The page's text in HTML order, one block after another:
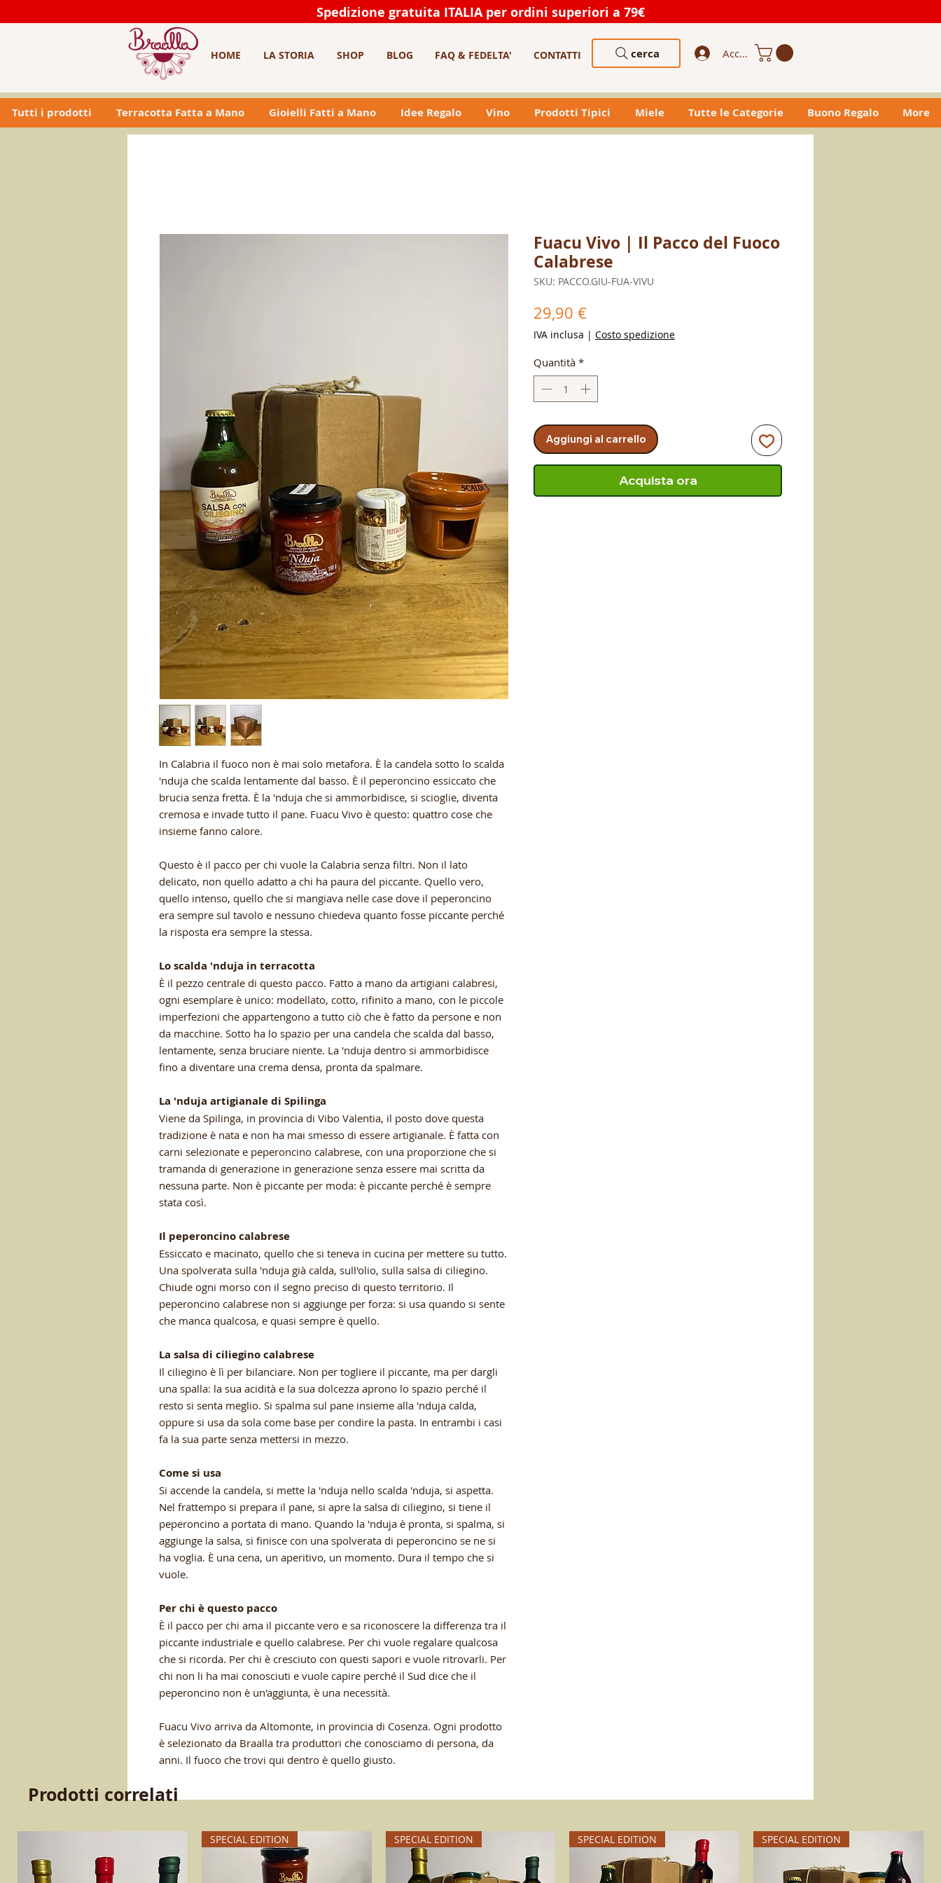
Spedizione gratuita ITALIA per ordini superiori a 79€
HOME LA STORIA SHOP BLOG FAQ & FEDELTA' CONTATTI cerca Accedi
Tutti i prodotti Terracotta Fatta a Mano Gioielli Fatti a Mano Idee Regalo Vino Prodotti Tipici Miele Tutte le Categorie Buono Regalo More
In Calabria il fuoco non è mai solo metafora. È la candela sotto lo scalda
'nduja che scalda lentamente dal basso. È il peperoncino essiccato che
brucia senza fretta. È la 'nduja che si ammorbidisce, si scioglie, diventa
cremosa e invade tutto il pane. Fuacu Vivo è questo: quattro cose che
insieme fanno calore.
Questo è il pacco per chi vuole la Calabria senza filtri. Non il lato
delicato, non quello adatto a chi ha paura del piccante. Quello vero,
quello intenso, quello che si mangiava nelle case dove il peperoncino
era sempre sul tavolo e nessuno chiedeva quanto fosse piccante perché
la risposta era sempre la stessa.
Lo scalda 'nduja in terracotta
È il pezzo centrale di questo pacco. Fatto a mano da artigiani calabresi,
ogni esemplare è unico: modellato, cotto, rifinito a mano, con le piccole
imperfezioni che appartengono a tutto ciò che è fatto da persone e non
da macchine. Sotto ha lo spazio per una candela che scalda dal basso,
lentamente, senza bruciare niente. La 'nduja dentro si ammorbidisce
fino a diventare una crema densa, pronta da spalmare.
La 'nduja artigianale di Spilinga
Viene da Spilinga, in provincia di Vibo Valentia, il posto dove questa
tradizione è nata e non ha mai smesso di essere artigianale. È fatta con
carni selezionate e peperoncino calabrese, con una proporzione che si
tramanda di generazione in generazione senza essere mai scritta da
nessuna parte. Non è piccante per moda: è piccante perché è sempre
stata così.
Il peperoncino calabrese
Essiccato e macinato, quello che si teneva in cucina per mettere su tutto.
Una spolverata sulla 'nduja già calda, sull'olio, sulla salsa di ciliegino.
Chiude ogni morso con il segno preciso di questo territorio. Il
peperoncino calabrese non si aggiunge per forza: si usa quando si sente
che manca qualcosa, e quasi sempre è quello.
La salsa di ciliegino calabrese
Il ciliegino è lì per bilanciare. Non per togliere il piccante, ma per dargli
una spalla: la sua acidità e la sua dolcezza aprono lo spazio perché il
resto si senta meglio. Si spalma sul pane insieme alla 'nduja calda,
oppure si usa da sola come base per condire la pasta. In entrambi i casi
fa la sua parte senza mettersi in mezzo.
Come si usa
Si accende la candela, si mette la 'nduja nello scalda 'nduja, si aspetta.
Nel frattempo si prepara il pane, si apre la salsa di ciliegino, si tiene il
peperoncino a portata di mano. Quando la 'nduja è pronta, si spalma, si
aggiunge la salsa, si finisce con una spolverata di peperoncino se ne si
ha voglia. È una cena, un aperitivo, un momento. Dura il tempo che si
vuole.
Per chi è questo pacco
È il pacco per chi ama il piccante vero e sa riconoscere la differenza tra il
piccante industriale e quello calabrese. Per chi vuole regalare qualcosa
che si ricorda. Per chi è cresciuto con questi sapori e vuole ritrovarli. Per
chi non li ha mai conosciuti e vuole capire perché il Sud dice che il
peperoncino non è un'aggiunta, è una necessità.
Fuacu Vivo arriva da Altomonte, in provincia di Cosenza. Ogni prodotto
è selezionato da Braalla tra produttori che conosciamo di persona, da
anni. Il fuoco che trovi qui dentro è quello giusto.
Fuacu Vivo | Il Pacco del Fuoco
Calabrese
SKU: PACCO.GIU-FUA-VIVU
29,90 €Prezzo
IVA inclusa | Costo spedizione
Quantità *
Aggiungi al carrello
Acquista ora
Prodotti correlati
SPECIAL EDITION SPECIAL EDITION SPECIAL EDITION SPECIAL EDITION